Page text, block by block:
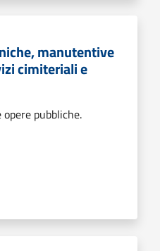
manutentive
cimiteriali e
pubbliche.